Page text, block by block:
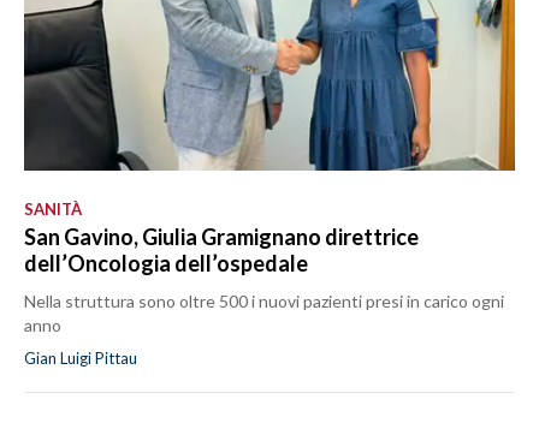
SANITÀ
San Gavino, Giulia Gramignano direttrice
dell’Oncologia dell’ospedale
Nella struttura sono oltre 500 i nuovi pazienti presi in carico ogni
anno
Gian Luigi Pittau